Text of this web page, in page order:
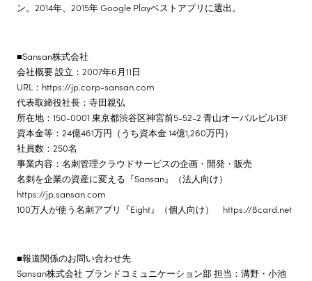
ン。2014年、2015年 Google Playベストアプリに選出。
■Sansan株式会社
会社概要 設立：2007年6月11日
URL：https://jp.corp-sansan.com
代表取締役社長：寺田親弘
所在地：150-0001 東京都渋谷区神宮前5-52-2 青山オーバルビル13F
資本金等：24億461万円（うち資本金 14億1,260万円）
社員数：250名
事業内容：名刺管理クラウドサービスの企画・開発・販売
名刺を企業の資産に変える『Sansan』（法人向け）
https://jp.sansan.com
100万人が使う名刺アプリ『Eight』（個人向け） https://8card.net
■報道関係のお問い合わせ先
Sansan株式会社 ブランドコミュニケーション部 担当：溝野・小池